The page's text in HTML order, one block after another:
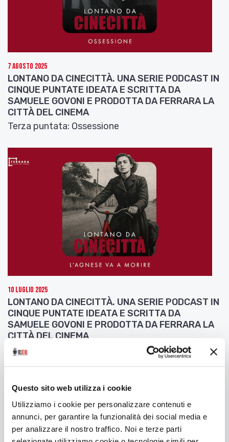
Questo sito web utilizza i cookie
Utilizziamo i cookie per personalizzare contenuti e
annunci, per garantire la funzionalità dei social media e
per analizzare il nostro traffico. Noi e terze parti
7 Agosto 2025
LONTANO DA CINECITTÀ. UNA SERIE PODCAST IN
CINQUE PUNTATE IDEATA E SCRITTA DA
SAMUELE GOVONI E PRODOTTA DA FERRARA LA
CITTÀ DEL CINEMA
Terza puntata: Ossessione
10 Luglio 2025
LONTANO DA CINECITTÀ. UNA SERIE PODCAST IN
CINQUE PUNTATE IDEATA E SCRITTA DA
SAMUELE GOVONI E PRODOTTA DA FERRARA LA
CITTÀ DEL CINEMA
Seconda puntata: L'Agnese va a morire